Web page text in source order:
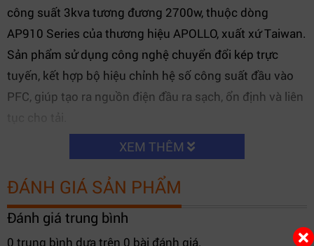
công suất 3kva tương đương 2700w, thuộc dòng
AP910 Series của thương hiệu APOLLO, xuất xứ Taiwan.
Sản phẩm sử dụng công nghệ chuyển đổi kép trực
tuyến, kết hợp bộ hiệu chỉnh hệ số công suất đầu vào
PFC, giúp tạo ra nguồn điện đầu ra sạch, ổn định và liên
Với hệ số công suất đầu ra đạt 0.9,
ứng tốt nhu cầu vận hành của máy chủ, trung tâm dữ
liệu, thiết bị y tế và các hệ thống điện tử nhạy cảm.
XEM THÊM
ĐÁNH GIÁ SẢN PHẨM
Đánh giá trung bình
0 trung bình dựa trên 0 bài đánh giá.